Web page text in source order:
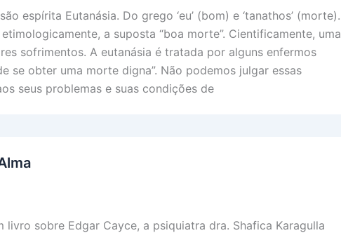
espírita Eutanásia. Do grego ‘eu’ (bom) e ‘tanathos’ (morte).
a suposta “boa morte”. Cientificamente, uma
sofrimentos. A eutanásia é tratada por alguns enfermos
se obter uma morte digna”. Não podemos julgar essas
seus problemas e suas condições de
livro sobre Edgar Cayce, a psiquiatra dra. Shafica Karagulla